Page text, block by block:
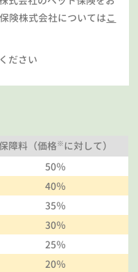
険株式会社についてはこ
ださい
障料（価格※に対して）
50％
40％
35％
30％
25％
20％